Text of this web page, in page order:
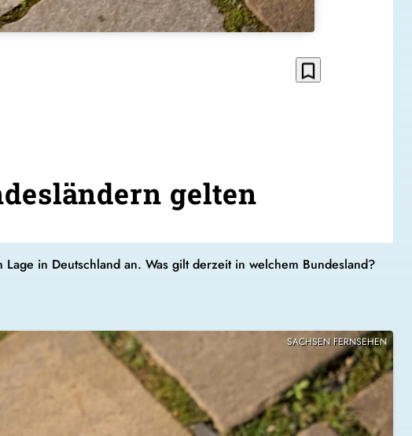
bookmark_border
gelten
in Deutschland an. Was gilt derzeit in welchem Bundesland?
SACHSEN FERNSEHEN